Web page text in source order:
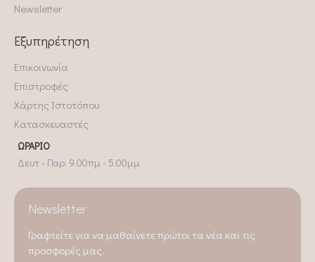
Newsletter
Εξυπηρέτηση
Επικοινωνία
Επιστροφές
Χάρτης Ιστοτόπου
Κατασκευαστές
ΩΡΆΡΙΟ
Δευτ - Παρ: 9.00πμ - 5.00μμ
Newsletter
Γραφτείτε για να μαθαίνετε πρώτοι τα νέα και τις
προσφορές μας.